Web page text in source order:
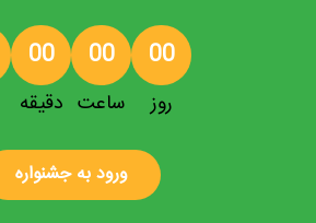
00
روز
00
ساعت
00
دقیقه
ورود به جشنواره